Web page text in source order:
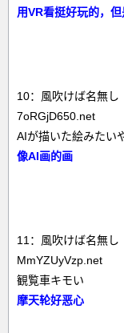
用VR看挺好玩的，
10：風吹けば名無し
7oRGjD650.net
AIが描いた絵みたい
像AI画的画
11：風吹けば名無し
MmYZUyVzp.net
観覧車キモい
摩天轮好恶心